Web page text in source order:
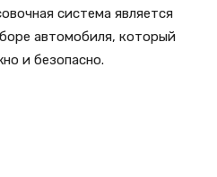
система является
автомобиля, который
и безопасно.